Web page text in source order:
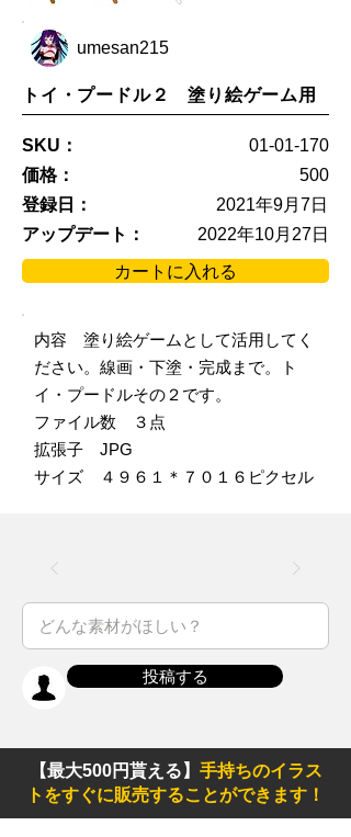
umesan215
トイ・プードル２ 塗り絵ゲーム用
SKU：
01-01-170
価格：
500
登録日：
2021年9月7日
アップデート：
2022年10月27日
カートに入れる
内容 塗り絵ゲームとして活用してく
ださい。線画・下塗・完成まで。ト
イ・プードルその２です。
ファイル数 ３点
拡張子 JPG
サイズ ４９６１＊７０１６ピクセル
投稿する
【最大500円貰える】 手持ちのイラス
トをすぐに販売することができます！